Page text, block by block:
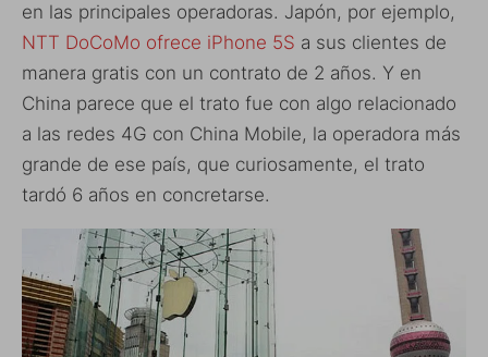
en las principales operadoras. Japón, por ejemplo,
NTT DoCoMo ofrece iPhone 5S a sus clientes de
manera gratis con un contrato de 2 años. Y en
China parece que el trato fue con algo relacionado
a las redes 4G con China Mobile, la operadora más
grande de ese país, que curiosamente, el trato
tardó 6 años en concretarse.